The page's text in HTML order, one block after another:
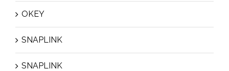
OKEY
SNAPLINK
SNAPLINK